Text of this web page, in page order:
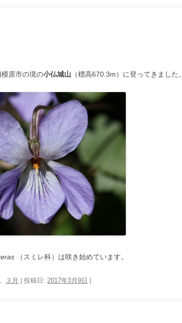
原市の境の小仏城山 （標高670.3m）に登ってきました。
（スミレ科）は咲き始めています。
、 ３月 | 投稿日: 2017年3月9日